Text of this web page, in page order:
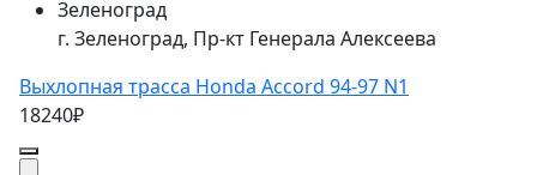
Зеленоград
г. Зеленоград, Пр-кт Генерала Алексеева
Выхлопная трасса Honda Accord 94-97 N1
18240₽